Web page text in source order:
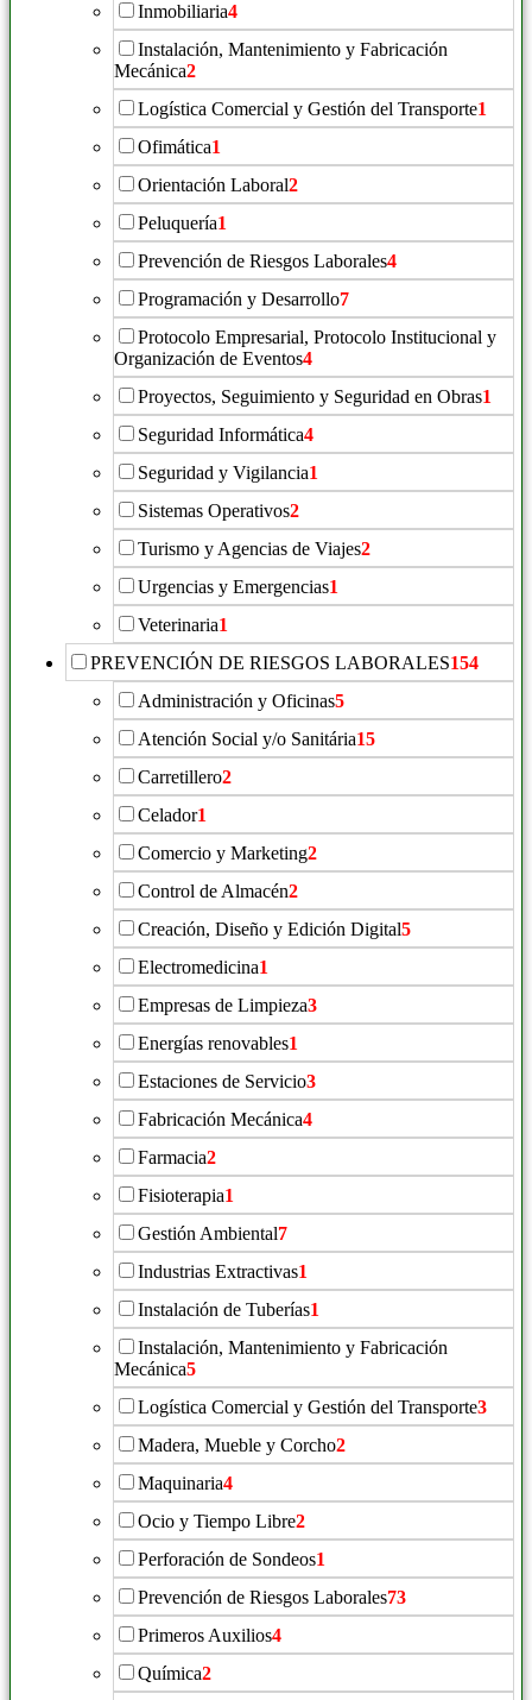
Inmobiliaria4
Instalación, Mantenimiento y Fabricación
Mecánica2
Logística Comercial y Gestión del Transporte1
Ofimática1
Orientación Laboral2
Peluquería1
Prevención de Riesgos Laborales4
Programación y Desarrollo7
Protocolo Empresarial, Protocolo Institucional y
Organización de Eventos4
Proyectos, Seguimiento y Seguridad en Obras1
Seguridad Informática4
Seguridad y Vigilancia1
Sistemas Operativos2
Turismo y Agencias de Viajes2
Urgencias y Emergencias1
Veterinaria1
PREVENCIÓN DE RIESGOS LABORALES154
Administración y Oficinas5
Atención Social y/o Sanitária15
Carretillero2
Celador1
Comercio y Marketing2
Control de Almacén2
Creación, Diseño y Edición Digital5
Electromedicina1
Empresas de Limpieza3
Energías renovables1
Estaciones de Servicio3
Fabricación Mecánica4
Farmacia2
Fisioterapia1
Gestión Ambiental7
Industrias Extractivas1
Instalación de Tuberías1
Instalación, Mantenimiento y Fabricación
Mecánica5
Logística Comercial y Gestión del Transporte3
Madera, Mueble y Corcho2
Maquinaria4
Ocio y Tiempo Libre2
Perforación de Sondeos1
Prevención de Riesgos Laborales73
Primeros Auxilios4
Química2